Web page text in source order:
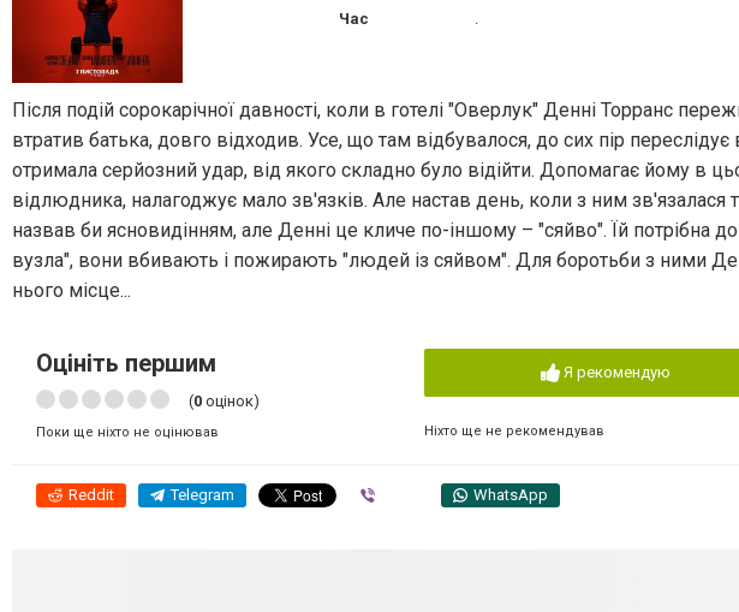
Час
Після подій сорокарічної давності, коли в готелі "Оверлук" Денні Торранс
втратив батька, довго відходив. Усе, що там відбувалося, до сих пір
отримала серйозний удар, від якого складно було відійти. Допомагає йому в
відлюдника, налагоджує мало зв'язків. Але настав день, коли з ним зв'язалася
назвав би ясновидінням, але Денні це кличе по-іншому – "сяйво". Їй потрібна
вузла", вони вбивають і пожирають "людей із сяйвом". Для боротьби з ними
нього місце...
Оцініть першим
(0 оцінок)
Поки ще ніхто не оцінював
Я рекомендую
Ніхто ще не рекомендував
Reddit Telegram WhatsApp